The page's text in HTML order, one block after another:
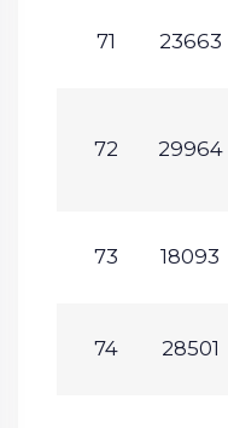
71 23663
72 29964
73 18093
74 28501